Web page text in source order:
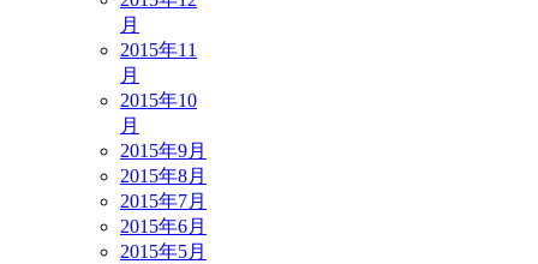
月
2015年11
月
2015年10
月
2015年9月
2015年8月
2015年7月
2015年6月
2015年5月